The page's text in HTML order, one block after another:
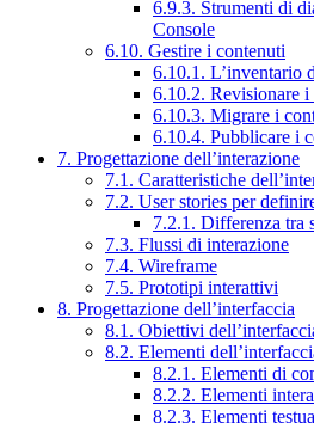
6.9.3. Strumenti di
Console
6.10. Gestire i contenuti
6.10.1. L’inventario
6.10.2. Revisionare i
6.10.3. Migrare i
6.10.4. Pubblicare i
7. Progettazione dell’interazione
7.1. Caratteristiche
7.2. User stories per
7.2.1. Differenza tra
7.3. Flussi di interazione
7.4. Wireframe
7.5. Prototipi interattivi
8. Progettazione dell’interfaccia
8.1. Obiettivi
8.2. Elementi
8.2.1. Elementi di
8.2.2. Elementi
8.2.3. Elementi